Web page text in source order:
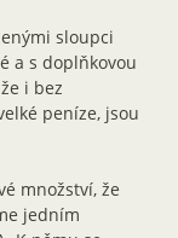
sloupci
a s doplňkovou
i bez
peníze, jsou
množství, že
jedním